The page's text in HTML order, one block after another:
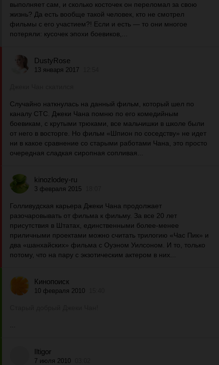
выполняет сам, и сколько косточек он переломал за свою
жизнь? Да есть вообще такой человек, кто не смотрел
фильмы с его участием?! Если и есть — то они многое
потеряли: кусочек эпохи боевиков,...
DustyRose
13 января 2017
Случайно наткнулась на данный фильм, который шел по
каналу СТС. Джеки Чана помню по его комедийным
боевикам, с крутыми трюками, все мальчишки в школе были
от него в восторге. Но фильм «Шпион по соседству» не идет
ни в какое сравнение со старыми работами Чана, это просто
очередная сладкая сиропная сопливая...
kinozlodey-ru
3 февраля 2015
Голливудская карьера Джеки Чана продолжает
разочаровывать от фильма к фильму. За все 20 лет
присутствия в Штатах, единственными более-менее
приличными проектами можно считать трилогию «Час Пик» и
два «шанхайских» фильма с Оуэном Уилсоном. И то, только
потому, что на пару с экзотическим актером в них...
Кинопоиск
10 февраля 2010
Iltigor
7 июля 2010